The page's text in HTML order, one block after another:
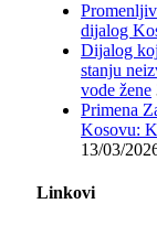
dijalog
Dijalog
stanju
vode žene
Primena
Kosovu:
13/03/
Linkovi